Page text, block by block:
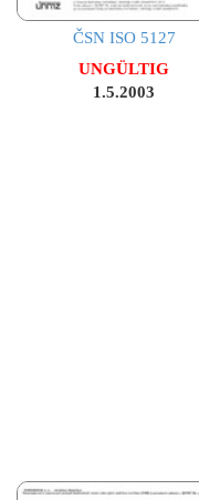
ČSN ISO 5127
UNGÜLTIG
1.5.2003